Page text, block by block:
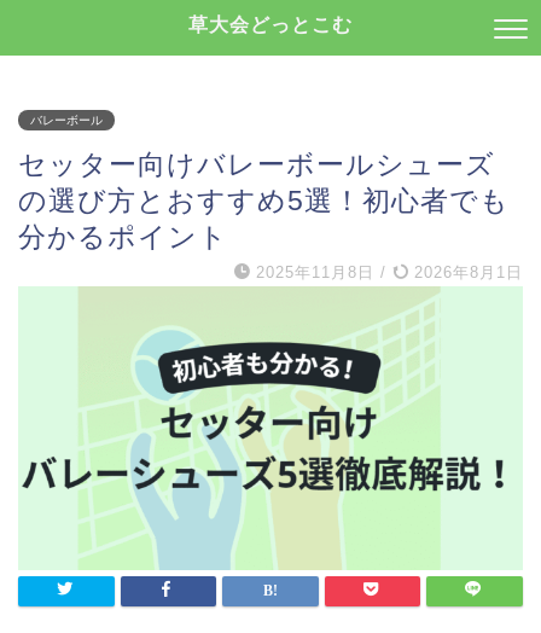
草大会どっとこむ
バレーボール
セッター向けバレーボールシューズ
の選び方とおすすめ5選！初心者でも
分かるポイント
2025年11月8日 / 2026年8月1日